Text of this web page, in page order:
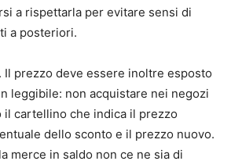
a rispettarla per evitare sensi di
a posteriori.
. Il prezzo deve essere inoltre esposto
leggibile: non acquistare nei negozi
il cartellino che indica il prezzo
dello sconto e il prezzo nuovo.
merce in saldo non ce ne sia di